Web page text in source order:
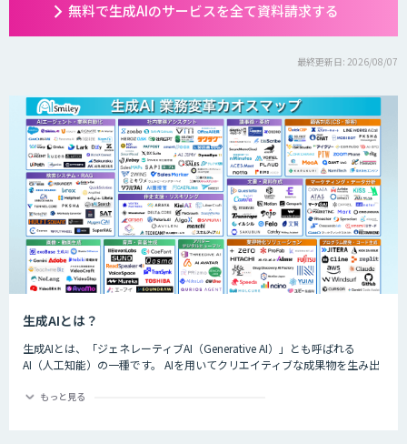
無料で生成AIのサービスを全て資料請求する
最終更新日: 2026/08/07
生成AIとは？
生成AIとは、「ジェネレーティブAI（Generative AI）」とも呼ばれる
AI（人工知能）の一種です。 AIを用いてクリエイティブな成果物を生み出
グラムのコード、文章など多岐にわたります。
もっと見る